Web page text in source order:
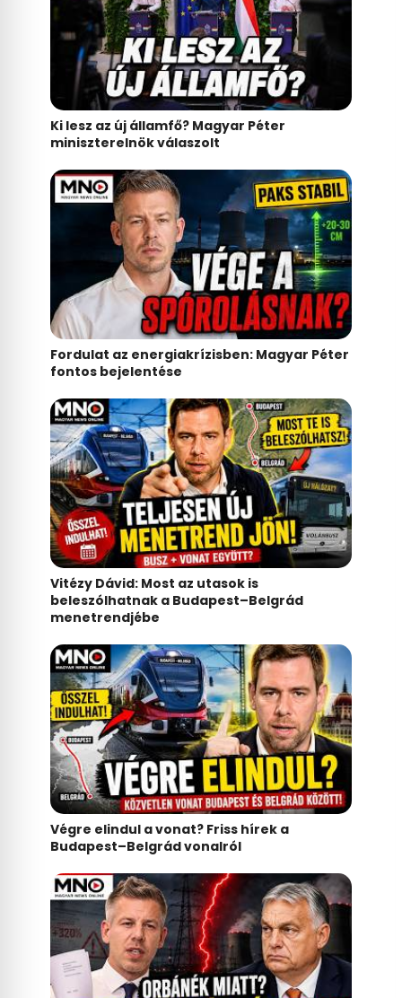
Ki lesz az új államfő? Magyar Péter
miniszterelnök válaszolt
Fordulat az energiakrízisben: Magyar Péter
fontos bejelentése
Vitézy Dávid: Most az utasok is
beleszólhatnak a Budapest–Belgrád
menetrendjébe
Végre elindul a vonat? Friss hírek a
Budapest–Belgrád vonalról